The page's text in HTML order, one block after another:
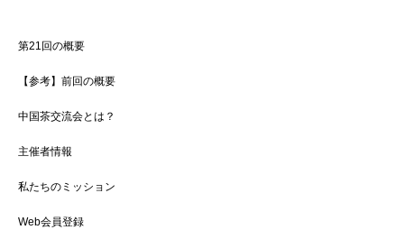
第21回の概要
【参考】前回の概要
中国茶交流会とは？
主催者情報
私たちのミッション
Web会員登録